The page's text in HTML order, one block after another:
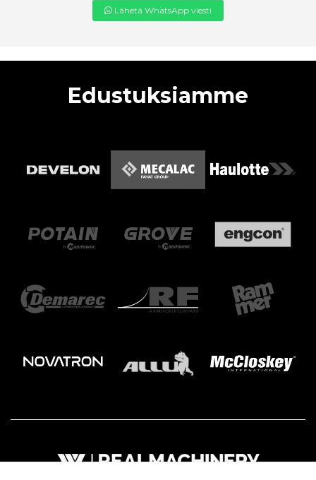
Lähetä WhatsApp viesti
Edustuksiamme